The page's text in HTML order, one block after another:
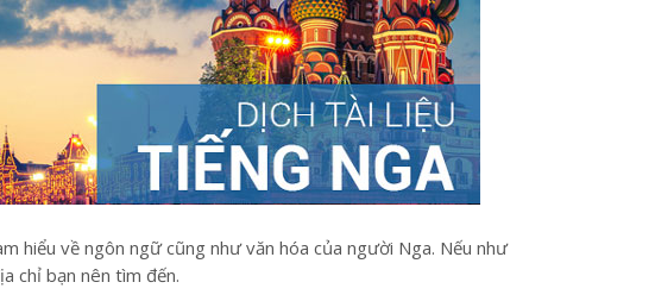
hiểu về ngôn ngữ cũng như văn hóa của người Nga. Nếu như
chỉ bạn nên tìm đến.